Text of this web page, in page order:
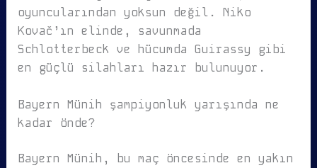
oyuncularından yoksun değil. Niko
Kovač’ın elinde, savunmada
Schlotterbeck ve hücumda Guirassy gibi
en güçlü silahları hazır bulunuyor.
Bayern Münih şampiyonluk yarışında ne
kadar önde?
Bayern Münih, bu maç öncesinde en yakın